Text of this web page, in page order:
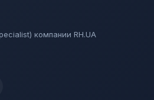
компании RH.UA